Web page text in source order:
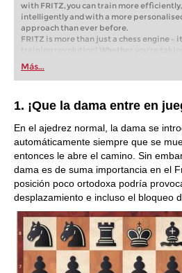
with FRITZ, you can train more efficiently,
intelligently and with a more
approach than ever before.
FRITZ is more than just a chess engine –
training revolution! Whether you’re
first steps into the world of club chess, or
playing at a tournament level: with FRITZ,
train more efficiently, intelligently and
Más...
1. ¡Que la dama entre en
En el ajedrez normal, la dama se
automáticamente siempre que se
entonces le abre el camino. Sin
dama es de suma importancia en el
posición poco ortodoxa podría
desplazamiento e incluso el bloqueo